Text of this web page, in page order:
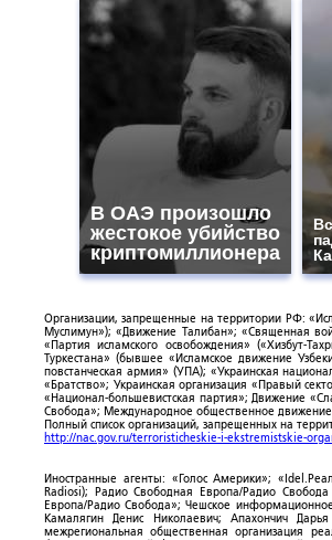
В ОАЭ произошло
жестокое убийство
криптомиллионера
Организации, запрещенные на территории РФ:
Муслимун»); «Движение Талибан»; «Священная
«Партия исламского освобождения» («Хизбут-
Туркестана» (бывшее «Исламское движение
повстанческая армия» (УПА); «Украинская
«Братство»; Украинская организация «Правый
«Национал-большевистская партия»; Движение
Свобода»; Международное общественное
Полный список организаций, запрещенных на
http://nac.gov.ru/terroristicheskie-i-ekstremistskie-
Иностранные агенты: «Голос Америки»;
Radiosi); Радио Свободная Европа/Радио
Европа/Радио Свобода»; Чешское
Камалягин Денис Николаевич; Апахончич
межрегиональная общественная организация